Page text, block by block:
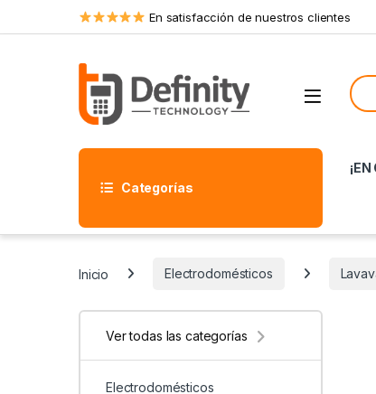
Skip to navigation
Skip to content En satisfacción de nuestros clientes
Open
Categorías
Inicio Electrodomésticos
Ver todas las categorías
Electrodomésticos